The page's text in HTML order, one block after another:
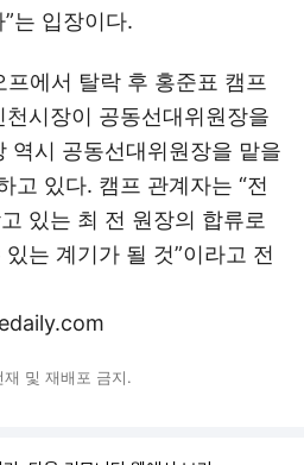
는 입장이다.
에서 탈락 후 홍준표 캠프
시장이 공동선대위원장을
역시 공동선대위원장을 맡을
고 있다. 캠프 관계자는 “전
있는 최 전 원장의 합류로
는 계기가 될 것”이라고 전
및 재배포 금지.